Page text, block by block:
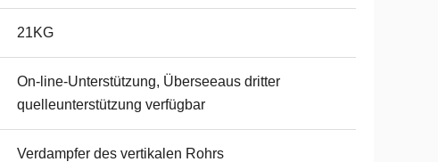
21KG
On-line-Unterstützung, Überseeaus dritter
quelleunterstützung verfügbar
Verdampfer des vertikalen Rohrs